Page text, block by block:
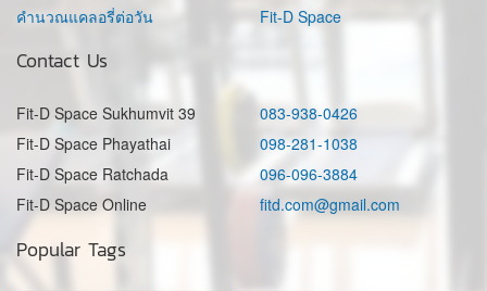
คำนวณแคลอรี่ต่อวัน
Fit-D Space
Contact Us
Fit-D Space Sukhumvit 39
083-938-0426
Fit-D Space Phayathai
098-281-1038
Fit-D Space Ratchada
096-096-3884
Fit-D Space Online
fitd.com@gmail.com
Popular Tags